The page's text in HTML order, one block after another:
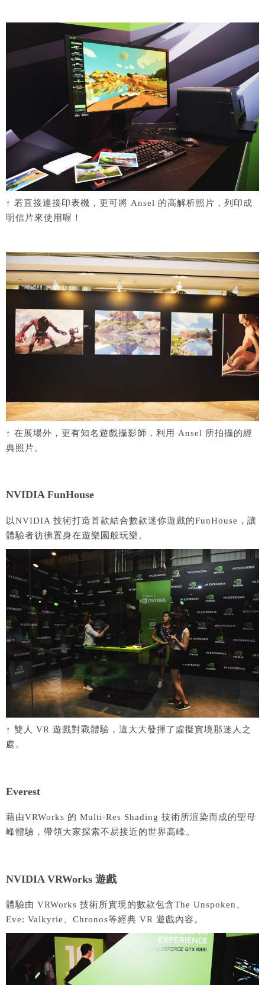
↑ 若直接連接印表機，更可將 Ansel 的高解析照片，列印成
明信片來使用喔！
↑ 在展場外，更有知名遊戲攝影師，利用 Ansel 所拍攝的經
典照片。
NVIDIA FunHouse
以NVIDIA 技術打造首款結合數款迷你遊戲的FunHouse，讓
體驗者彷彿置身在遊樂園般玩樂。
↑ 雙人 VR 遊戲對戰體驗，這大大發揮了虛擬實境那迷人之
處。
Everest
藉由VRWorks 的 Multi-Res Shading 技術所渲染而成的聖母
峰體驗，帶領大家探索不易接近的世界高峰。
NVIDIA VRWorks 遊戲
體驗由 VRWorks 技術所實現的數款包含The Unspoken、
Eve: Valkyrie、Chronos等經典 VR 遊戲內容。